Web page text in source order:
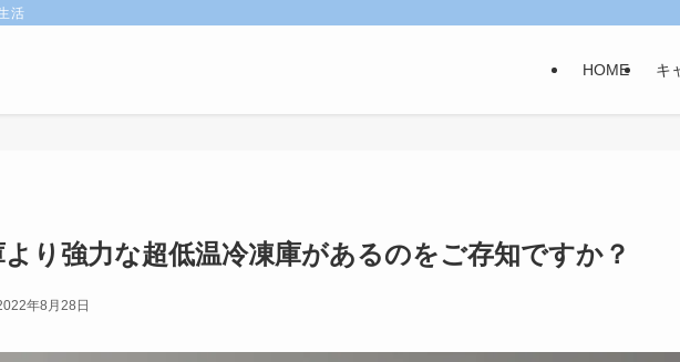
活
HOME キ
り強力な超低温冷凍庫があるのをご存知ですか？
年8月28日